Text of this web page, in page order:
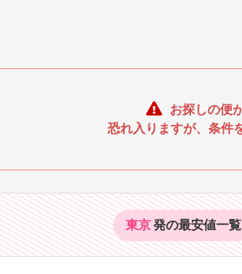
お探しの便
恐れ入りますが、条件
東京発の最安値一覧